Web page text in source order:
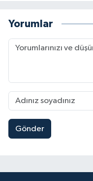
Yorumlar
Gönder